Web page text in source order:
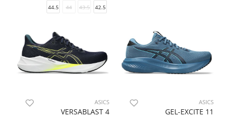
42.5
43.5
44
44.5
ASICS
GEL-EXCITE 11
ASICS
VERSABLAST 4